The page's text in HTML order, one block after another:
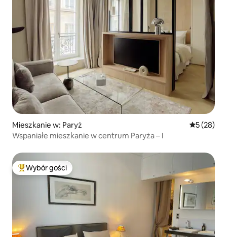
Mieszkanie w: Paryż Średnia
5 (28)
Wspaniałe mieszkanie w centrum Paryża – I
Najpopularniejsze z kategorii Wybór gości
Wybór gości